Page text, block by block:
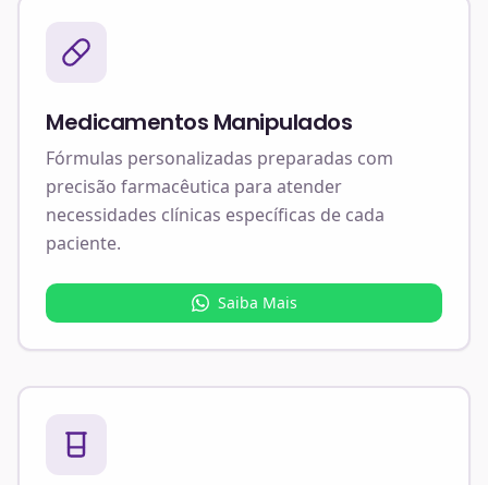
Medicamentos Manipulados
Fórmulas personalizadas preparadas com
precisão farmacêutica para atender
necessidades clínicas específicas de cada
paciente.
Saiba Mais